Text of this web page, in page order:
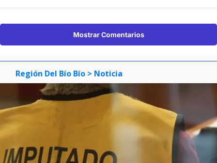
Mostrar Comentarios
Región Del Bío Bío > Noticia